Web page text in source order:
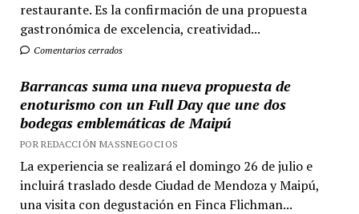
restaurante. Es la confirmación de una propuesta
gastronómica de excelencia, creatividad...
Comentarios cerrados
Barrancas suma una nueva propuesta de
enoturismo con un Full Day que une dos
bodegas emblemáticas de Maipú
POR REDACCIÓN MASSNEGOCIOS
La experiencia se realizará el domingo 26 de julio e
incluirá traslado desde Ciudad de Mendoza y Maipú,
una visita con degustación en Finca Flichman...